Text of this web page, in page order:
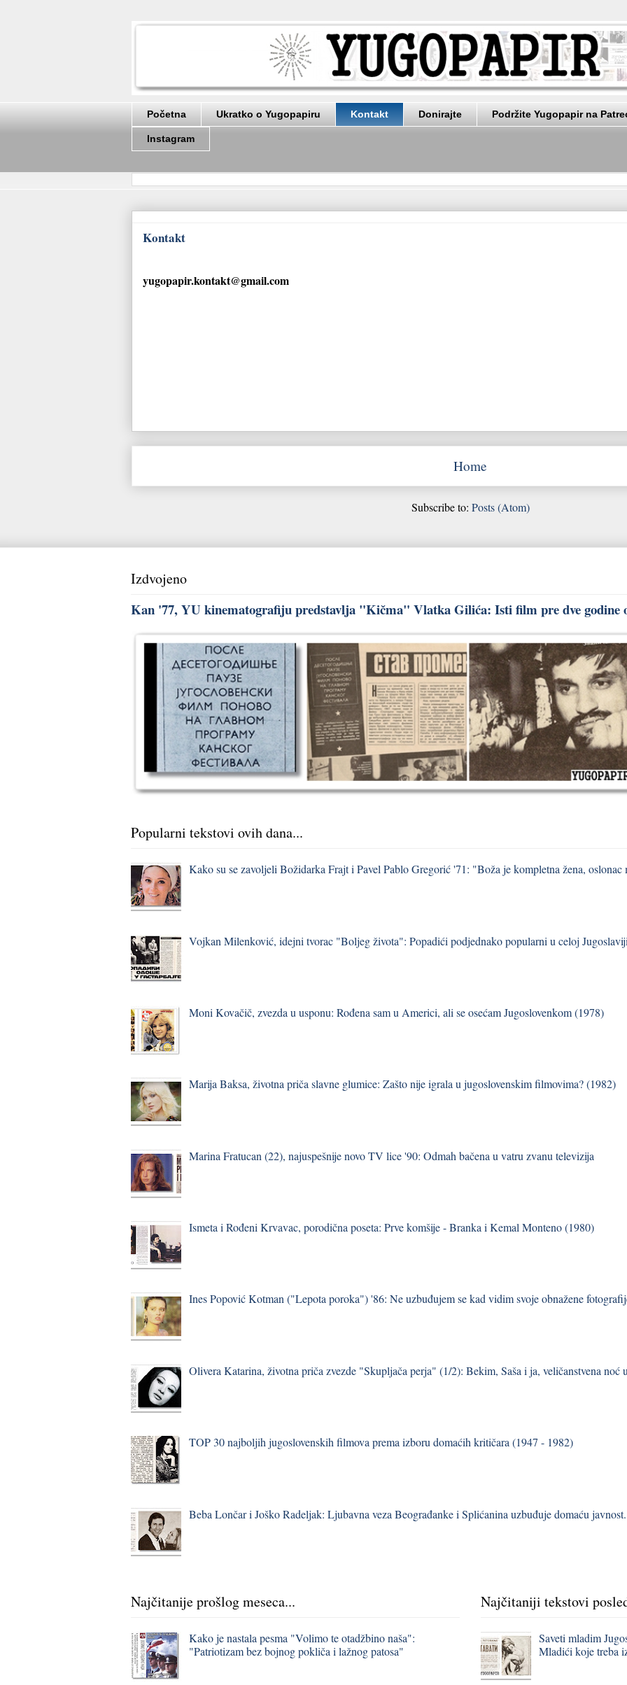
Početna Ukratko o Yugopapiru Kontakt Donirajte Podržite Yugopapir na
Instagram
Kontakt
yugopapir.kontakt@gmail.com
Home
Subscribe to: Posts (Atom)
Izdvojeno
Kan '77, YU kinematografiju predstavlja "Kičma" Vlatka Gilića: Isti film pre dve godine
Popularni tekstovi ovih dana...
Kako su se zavoljeli Božidarka Frajt i Pavel Pablo Gregorić '71: "Boža je kompletna žena, oslonac
Vojkan Milenković, idejni tvorac "Boljeg života": Popadići podjednako popularni u celoj Jugoslaviji
Moni Kovačič, zvezda u usponu: Rođena sam u Americi, ali se osećam Jugoslovenkom (1978)
Marija Baksa, životna priča slavne glumice: Zašto nije igrala u jugoslovenskim filmovima? (1982)
Marina Fratucan (22), najuspešnije novo TV lice '90: Odmah bačena u vatru zvanu televizija
Ismeta i Rođeni Krvavac, porodična poseta: Prve komšije - Branka i Kemal Monteno (1980)
Ines Popović Kotman ("Lepota poroka") '86: Ne uzbuđujem se kad vidim svoje obnažene
Olivera Katarina, životna priča zvezde "Skupljača perja" (1/2): Bekim, Saša i ja, veličanstvena noć
TOP 30 najboljih jugoslovenskih filmova prema izboru domaćih kritičara (1947 - 1982)
Beba Lončar i Joško Radeljak: Ljubavna veza Beograđanke i Splićanina uzbuđuje domaću
Najčitanije prošlog meseca...
Kako je nastala pesma "Volimo te otadžbino naša":
"Patriotizam bez bojnog pokliča i lažnog patosa"
Najčitaniji tekstovi
Saveti mladim
Mladići koje treba